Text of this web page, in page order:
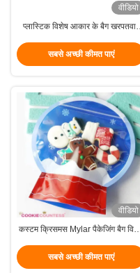
वीडियो
प्लास्टिक विशेष आकार के बैग खरपतवार
सबसे अच्छी कीमत पाएं
वीडियो
कस्टम क्रिसमस Mylar पैकेजिंग बैग विशेष
सबसे अच्छी कीमत पाएं